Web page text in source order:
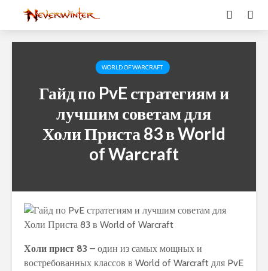
WORLD OF WARCRAFT
Гайд по PvE стратегиям и
лучшим советам для
Холи Приста 83 в World
of Warcraft
Холи прист 83 – один из самых мощных и
востребованных классов в World of Warcraft для PvE